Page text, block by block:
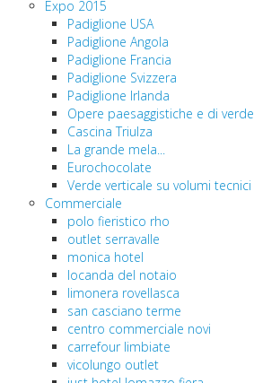
Expo 2015
Padiglione USA
Padiglione Angola
Padiglione Francia
Padiglione Svizzera
Padiglione Irlanda
Opere paesaggistiche e di verde
Cascina Triulza
La grande mela...
Eurochocolate
Verde verticale su volumi tecnici
Commerciale
polo fieristico rho
outlet serravalle
monica hotel
locanda del notaio
limonera rovellasca
san casciano terme
centro commerciale novi
carrefour limbiate
vicolungo outlet